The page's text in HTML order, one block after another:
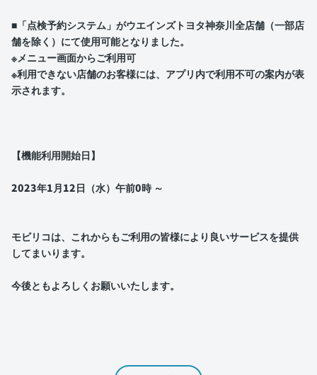
■「点検予約システム」がウエインズトヨタ神奈川全店舗（一部店
舗を除く）にて使用可能となりました。
※メニュー画面からご利用可
※利用できない店舗のお客様には、アプリ内で利用不可の案内が表
示されます。
【機能利用開始日】
2023年1月12日（水）午前0時 ～
モビリコは、これからもご利用の皆様により良いサービスを提供
してまいります。
今後ともよろしくお願いいたします。